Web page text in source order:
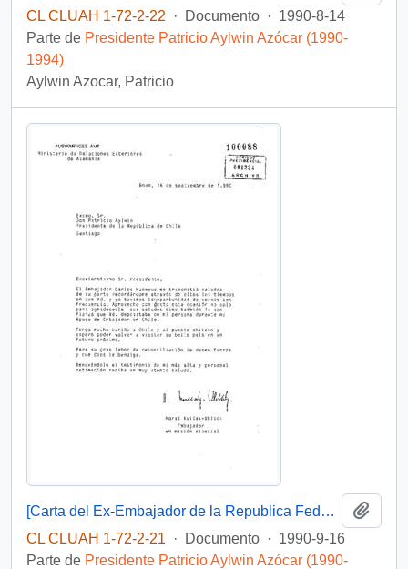
CL CLUAH 1-72-2-22
· Documento · 1990-8-14
Parte de Presidente Patricio Aylwin Azócar (1990-
1994)
Aylwin Azocar, Patricio
[Carta del Ex-Embajador de la Republica Federal de Alemania al Presidente Aylwin].
CL CLUAH 1-72-2-21
· Documento · 1990-9-16
Parte de Presidente Patricio Aylwin Azócar (1990-